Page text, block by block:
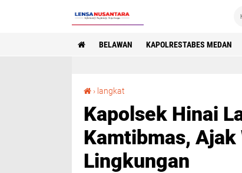
BELAWAN KAPOLRESTABES MEDAN
› langkat
Kapolsek Hinai
Kamtibmas,
Lingkungan